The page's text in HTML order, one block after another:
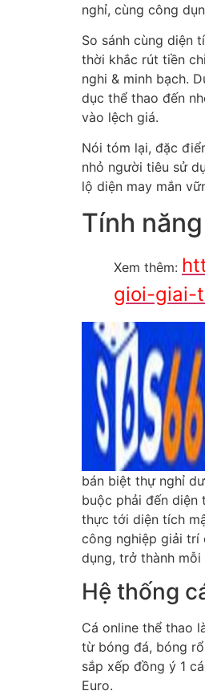
nghỉ, cùng công
So sánh cùng diện
thời khắc rút tiền
nghi & minh bạch.
dục thể thao đến
vào lệch giá.
Nói tóm lại, đặc
nhỏ người tiêu sử
lộ diện may mắn
Tính
Xem thêm:
gioi-giai-
bán biệt thự nghỉ
buộc phải đến diện
thực tới diện tích
công nghiệp giải trí
dụng, trở thành mỗi
Hệ thống
Cá online thể thao
từ bóng đá, bóng
sắp xếp đồng ý 1
Euro.